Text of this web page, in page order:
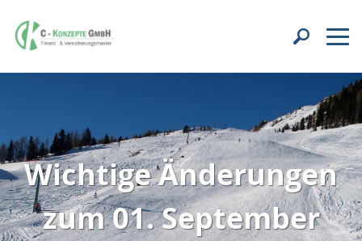
Wichtige Änderungen
zum 01. September